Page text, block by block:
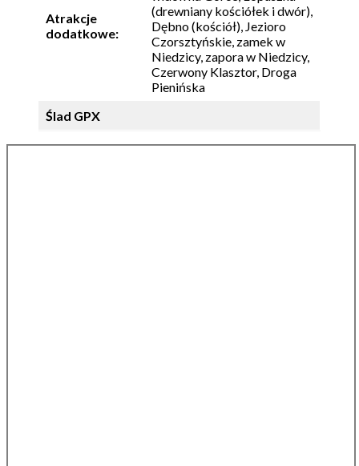
Atrakcje
dodatkowe:
(drewniany kościółek i dwór),
Dębno (kościół), Jezioro
Czorsztyńskie, zamek w
Niedzicy, zapora w Niedzicy,
Czerwony Klasztor, Droga
Pienińska
Ślad GPX